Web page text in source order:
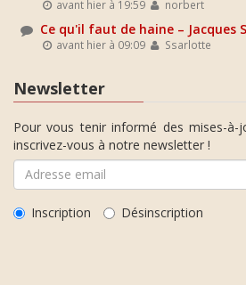
avant hier à 19:59 norbert
Ce qu'il faut de haine – Jacques
avant hier à 09:09 Ssarlotte
Newsletter
Pour vous tenir informé des mises-à-
inscrivez-vous à notre newsletter !
Inscription Désinscription